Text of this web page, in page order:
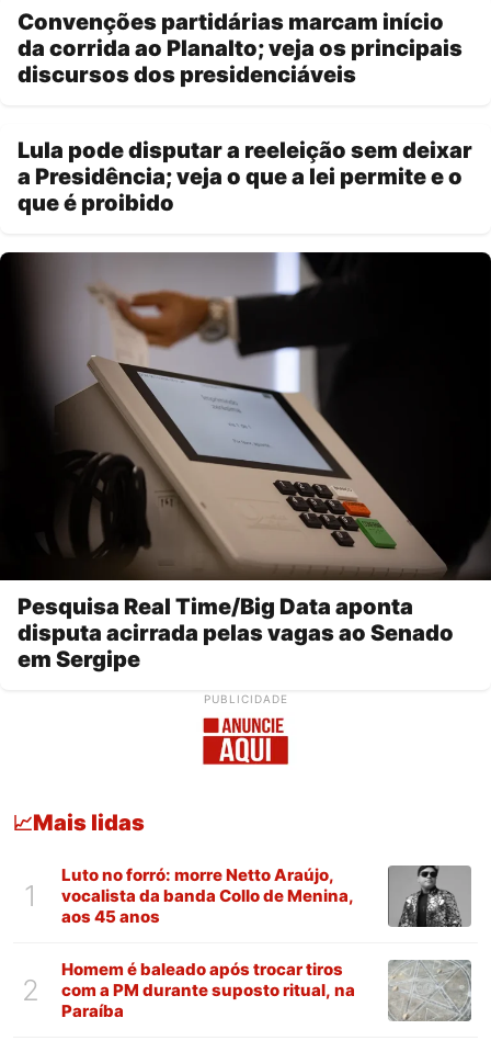
Convenções partidárias marcam início
da corrida ao Planalto; veja os principais
discursos dos presidenciáveis
Lula pode disputar a reeleição sem deixar
a Presidência; veja o que a lei permite e o
que é proibido
Pesquisa Real Time/Big Data aponta
disputa acirrada pelas vagas ao Senado
em Sergipe
PUBLICIDADE
📈Mais lidas
1
Luto no forró: morre Netto Araújo,
vocalista da banda Collo de Menina,
aos 45 anos
2
Homem é baleado após trocar tiros
com a PM durante suposto ritual, na
Paraíba